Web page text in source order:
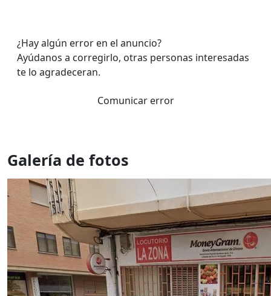
¿Hay algún error en el anuncio?
Ayúdanos a corregirlo, otras personas interesadas
te lo agradeceran.
Comunicar error
Galería de fotos